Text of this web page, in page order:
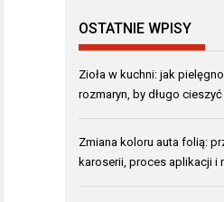
OSTATNIE WPISY
Zioła w kuchni: jak
rozmaryn, by długo
Zmiana koloru auta folią:
karoserii, proces aplikacji i